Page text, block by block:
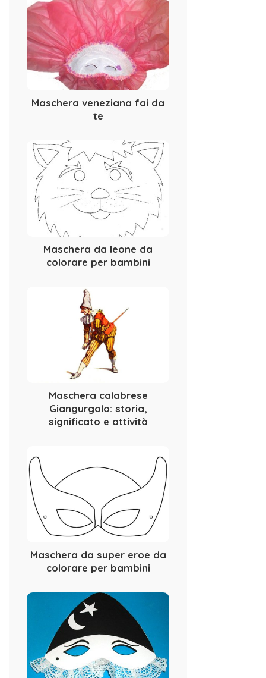
Maschera veneziana fai da
te
Maschera da leone da
colorare per bambini
Maschera calabrese
Giangurgolo: storia,
significato e attività
Maschera da super eroe da
colorare per bambini